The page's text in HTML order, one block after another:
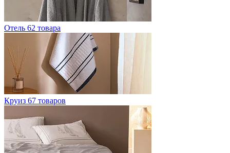
Отель 62 товара
Круиз 67 товаров